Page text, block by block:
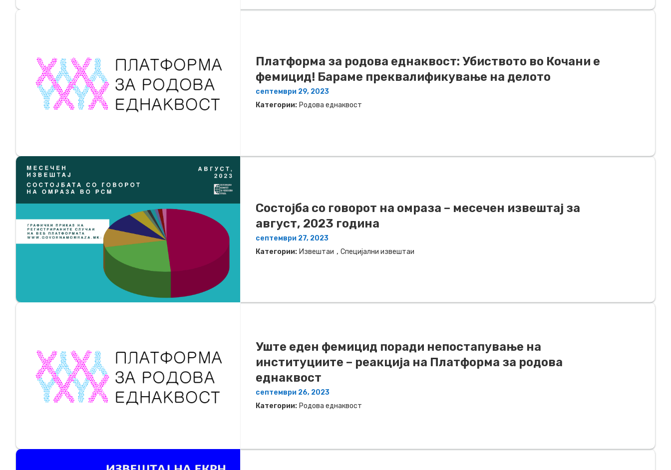
Платформа за родова еднаквост: Убиството во Кочани е
фемицид! Бараме преквалификување на делото
септември 29, 2023
Категории: Родова еднаквост
Состојба со говорот на омраза – месечен извештај за
август, 2023 година
септември 27, 2023
Категории: Извештаи , Специјални извештаи
Уште еден фемицид поради непостапување на
институциите – реакција на Платформа за родова
еднаквост
септември 26, 2023
Категории: Родова еднаквост